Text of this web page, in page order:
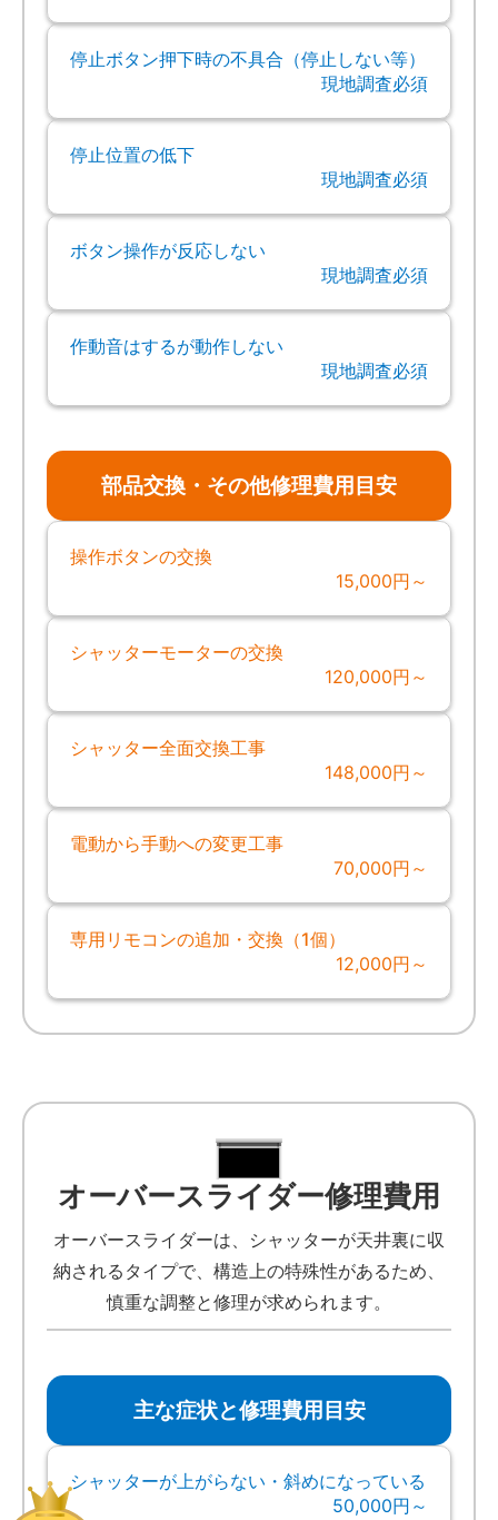
停止ボタン押下時の不具合（停止しない等）
現地調査必須
停止位置の低下
現地調査必須
ボタン操作が反応しない
現地調査必須
作動音はするが動作しない
現地調査必須
部品交換・その他修理費用目安
操作ボタンの交換
15,000円～
シャッターモーターの交換
120,000円～
シャッター全面交換工事
148,000円～
電動から手動への変更工事
70,000円～
専用リモコンの追加・交換（1個）
12,000円～
オーバースライダー修理費用
オーバースライダーは、シャッターが天井裏に収
納されるタイプで、構造上の特殊性があるため、
慎重な調整と修理が求められます。
主な症状と修理費用目安
シャッターが上がらない・斜めになっている
50,000円～